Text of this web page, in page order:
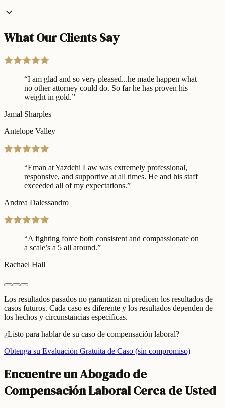
What Our Clients Say
“I am glad and so very pleased...he made happen what
no other attorney could do. So far he has proven his
weight in gold.”
Jamal Sharples
Antelope Valley
“Eman at Yazdchi Law was extremely professional,
responsive, and supportive at all times. He and his staff
exceeded all of my expectations.”
Andrea Dalessandro
“A fighting force both consistent and compassionate on
a scale’s a 5 all around.”
Rachael Hall
Los resultados pasados no garantizan ni predicen los resultados de
casos futuros. Cada caso es diferente y los resultados dependen de
los hechos y circunstancias específicas.
¿Listo para hablar de su caso de compensación laboral?
Obtenga su Evaluación Gratuita de Caso (sin compromiso)
Encuentre unAbogado de
Compensación LaboralCerca de Usted